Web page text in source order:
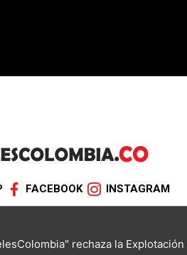
FACEBOOK INSTAGRAM
rechaza la